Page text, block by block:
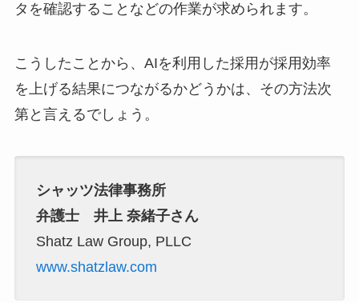
タを確認することなどの作業が求められます。
こうしたことから、AIを利用した採用が採用効率
を上げる結果につながるかどうかは、その方法次
第と言えるでしょう。
シャッツ法律事務所
弁護士 井上 奈緒子さん
Shatz Law Group, PLLC
www.shatzlaw.com